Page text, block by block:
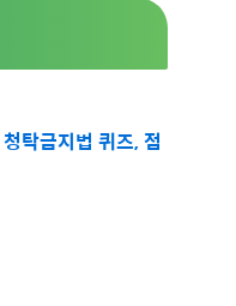
청탁금지법 퀴즈, 점